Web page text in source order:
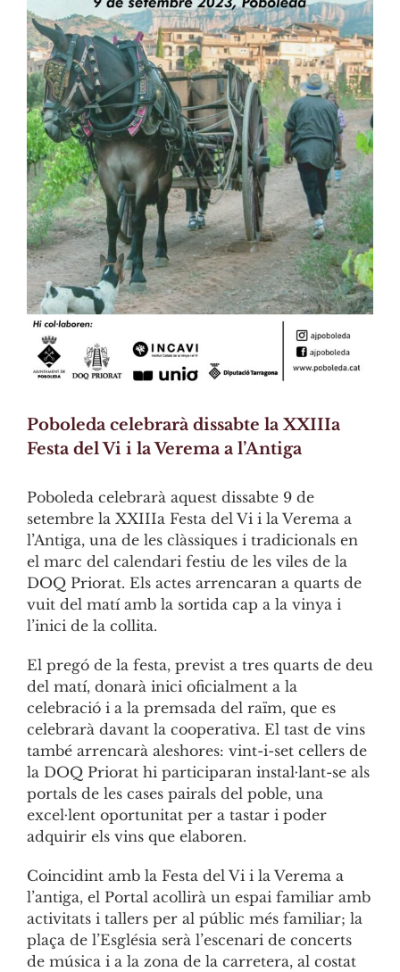
Poboleda celebrarà dissabte la XXIIIa
Festa del Vi i la Verema a l’Antiga
Poboleda celebrarà aquest dissabte 9 de
setembre la XXIIIa Festa del Vi i la Verema a
l’Antiga, una de les clàssiques i tradicionals en
el marc del calendari festiu de les viles de la
DOQ Priorat. Els actes arrencaran a quarts de
vuit del matí amb la sortida cap a la vinya i
l’inici de la collita.
El pregó de la festa, previst a tres quarts de deu
del matí, donarà inici oficialment a la
celebració i a la premsada del raïm, que es
celebrarà davant la cooperativa. El tast de vins
també arrencarà aleshores: vint-i-set cellers de
la DOQ Priorat hi participaran instal·lant-se als
portals de les cases pairals del poble, una
excel·lent oportunitat per a tastar i poder
adquirir els vins que elaboren.
Coincidint amb la Festa del Vi i la Verema a
l’antiga, el Portal acollirà un espai familiar amb
activitats i tallers per al públic més familiar; la
plaça de l’Església serà l’escenari de concerts
de música i a la zona de la carretera, al costat